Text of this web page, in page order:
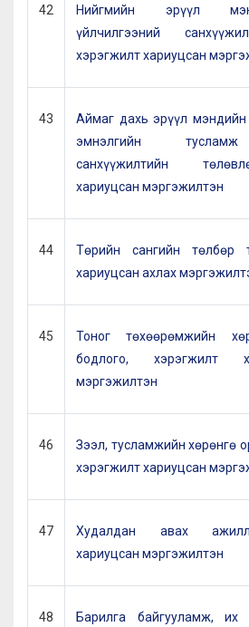
42
Нийгмийн эрүүл
үйлчилгээний
хэрэгжилт хариуцсан
43
Аймаг дахь эрүүл мэндийн
эмнэлгийн тусламж
санхүүжилтийн
хариуцсан мэргэжилтэн
44
Төрийн сангийн төлбөр
хариуцсан ахлах
45
Тоног төхөөрөмжийн
бодлого, хэрэгжилт
мэргэжилтэн
46
Зээл, тусламжийн хөрөнгө
хэрэгжилт хариуцсан
47
Худалдан авах
хариуцсан мэргэжилтэн
48
Барилга байгууламж, их